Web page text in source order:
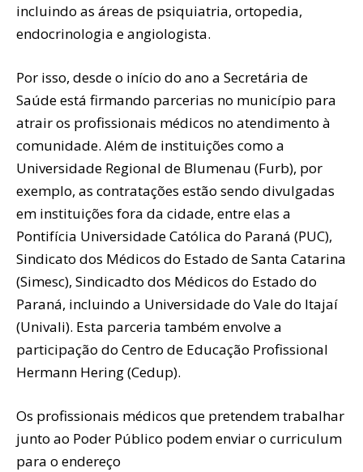
incluindo as áreas de psiquiatria, ortopedia,
endocrinologia e angiologista.
Por isso, desde o início do ano a Secretária de
Saúde está firmando parcerias no município para
atrair os profissionais médicos no atendimento à
comunidade. Além de instituições como a
Universidade Regional de Blumenau (Furb), por
exemplo, as contratações estão sendo divulgadas
em instituições fora da cidade, entre elas a
Pontifícia Universidade Católica do Paraná (PUC),
Sindicato dos Médicos do Estado de Santa Catarina
(Simesc), Sindicadto dos Médicos do Estado do
Paraná, incluindo a Universidade do Vale do Itajaí
(Univali). Esta parceria também envolve a
participação do Centro de Educação Profissional
Hermann Hering (Cedup).
Os profissionais médicos que pretendem trabalhar
junto ao Poder Público podem enviar o curriculum
para o endereço